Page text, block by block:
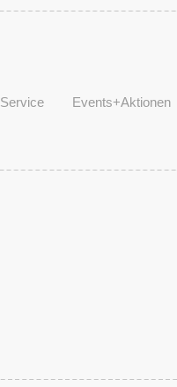
Service Events+Aktionen